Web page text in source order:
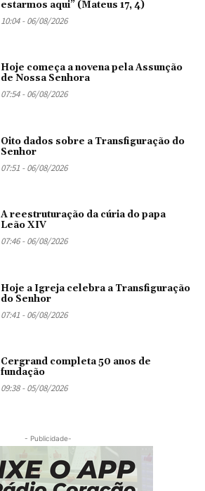
estarmos aqui” (Mateus 17, 4)
10:04 - 06/08/2026
Hoje começa a novena pela Assunção
de Nossa Senhora
07:54 - 06/08/2026
Oito dados sobre a Transfiguração do
Senhor
07:51 - 06/08/2026
A reestruturação da cúria do papa
Leão XIV
07:46 - 06/08/2026
Hoje a Igreja celebra a Transfiguração
do Senhor
07:41 - 06/08/2026
Cergrand completa 50 anos de
fundação
09:38 - 05/08/2026
- Publicidade-